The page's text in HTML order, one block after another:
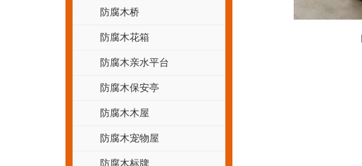
防腐木桥
防腐木花箱
防腐木亲水平台
防腐木保安亭
防腐木木屋
防腐木宠物屋
防腐木标牌